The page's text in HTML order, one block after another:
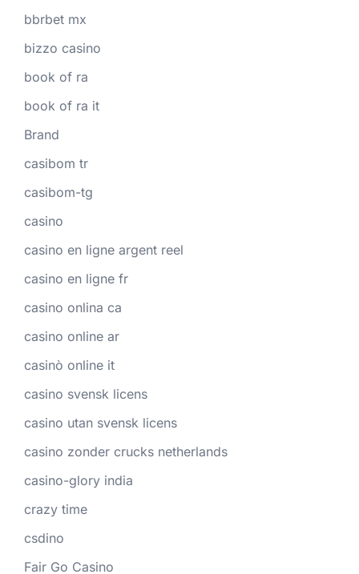
bbrbet mx
bizzo casino
book of ra
book of ra it
Brand
casibom tr
casibom-tg
casino
casino en ligne argent reel
casino en ligne fr
casino onlina ca
casino online ar
casinò online it
casino svensk licens
casino utan svensk licens
casino zonder crucks netherlands
casino-glory india
crazy time
csdino
Fair Go Casino